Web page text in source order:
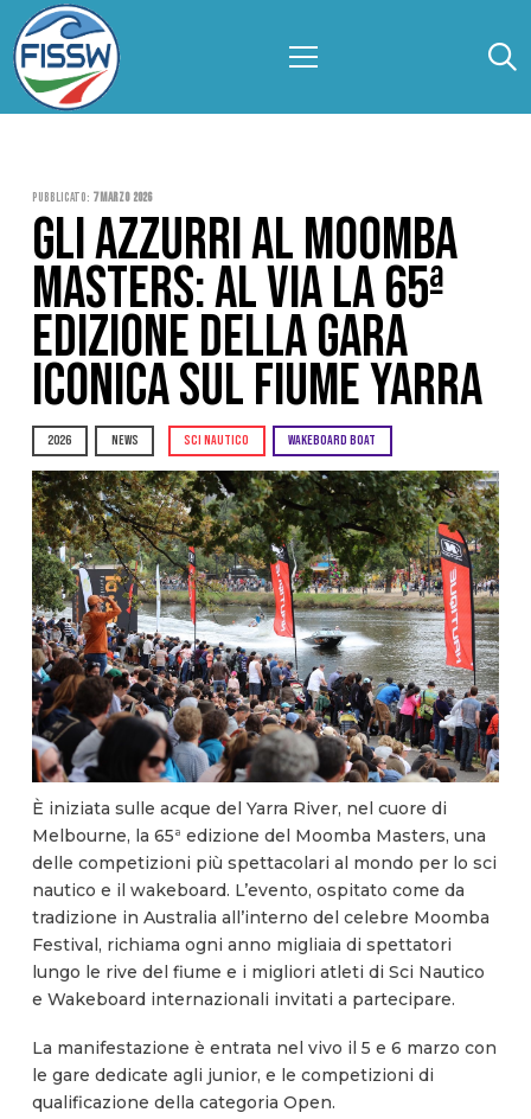
Pubblicato: 7 Marzo 2026
GLI AZZURRI AL MOOMBA
MASTERS: AL VIA LA 65ª
EDIZIONE DELLA GARA
ICONICA SUL FIUME YARRA
2026 NEWS SCI NAUTICO WAKEBOARD BOAT
È iniziata sulle acque del Yarra River, nel cuore di
Melbourne, la 65ª edizione del Moomba Masters, una
delle competizioni più spettacolari al mondo per lo sci
nautico e il wakeboard. L’evento, ospitato come da
tradizione in Australia all’interno del celebre Moomba
Festival, richiama ogni anno migliaia di spettatori
lungo le rive del fiume e i migliori atleti di Sci Nautico
e Wakeboard internazionali invitati a partecipare.
La manifestazione è entrata nel vivo il 5 e 6 marzo con
le gare dedicate agli junior, e le competizioni di
qualificazione della categoria Open.